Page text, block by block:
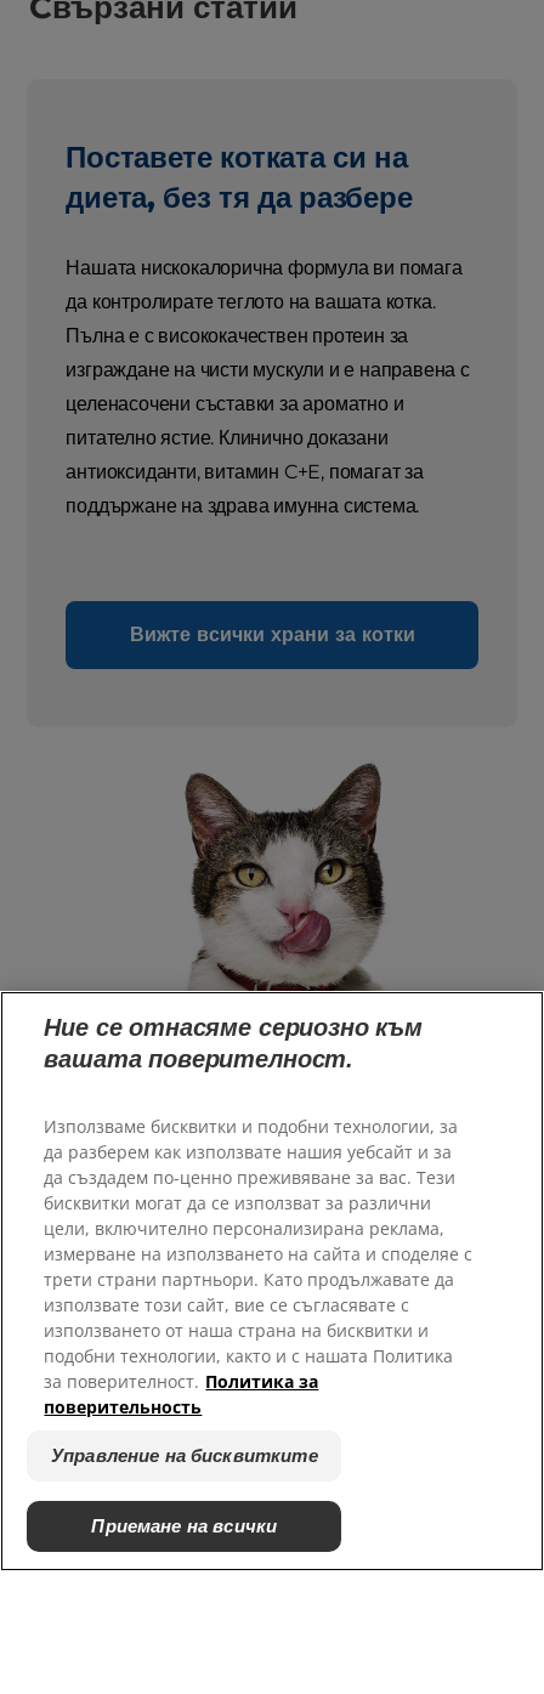
Поставете котката си на
диета, без тя да разбере
Нашата нискокалорична формула ви помага
да контролирате теглото на вашата котка.
Пълна е с висококачествен протеин за
изграждане на чисти мускули и е направена с
целенасочени съставки за ароматно и
питателно ястие. Клинично доказани
антиоксиданти, витамин C+E, помагат за
поддържане на здрава имунна система.
Вижте всички храни за котки
Изберете Вашия Регион
Ресурси
Свържете се с нас
карта на сайта
Кариери
Пратньорски приюти
Ние се отнасяме сериозно към
вашата поверителност.
Използваме бисквитки и подобни технологии, за
да разберем как използвате нашия уебсайт и за
да създадем по-ценно преживяване за вас. Тези
бисквитки могат да се използват за различни
цели, включително персонализирана реклама,
измерване на използването на сайта и споделяе с
трети страни партньори. Като продължавате да
използвате този сайт, вие се съгласявате с
използването от наша страна на бисквитки и
подобни технологии, както и с нашата Политика
за поверителност. Политика за
поверительность
Управление на бисквитките
Приемане на всички